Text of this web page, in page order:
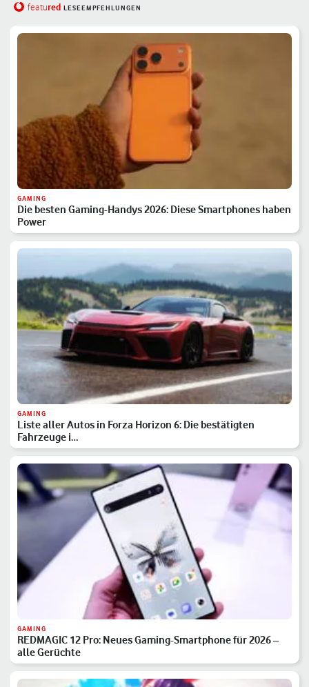
featured LESEEMPFEHLUNGEN
GAMING
Die besten Gaming-Handys 2026: Diese Smartphones haben
Power
GAMING
Liste aller Autos in Forza Horizon 6: Die bestätigten
Fahrzeuge i…
GAMING
REDMAGIC 12 Pro: Neues Gaming-Smartphone für 2026 –
alle Gerüchte